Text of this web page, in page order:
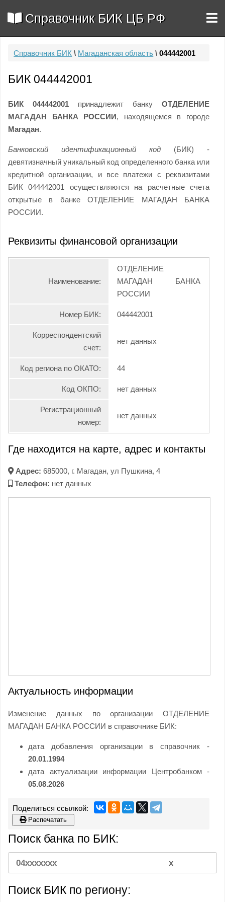
Справочник БИК ЦБ РФ
Справочник БИК \ Магаданская область \ 044442001
БИК 044442001
БИК 044442001 принадлежит банку ОТДЕЛЕНИЕ
МАГАДАН БАНКА РОССИИ, находящемся в городе
Магадан.
Банковский идентификационный код (БИК) -
девятизначный уникальный код определенного банка или
кредитной организации, и все платежи с реквизитами
БИК 044442001 осуществляются на расчетные счета
открытые в банке ОТДЕЛЕНИЕ МАГАДАН БАНКА
РОССИИ.
Реквизиты финансовой организации
Наименование:
ОТДЕЛЕНИЕ
МАГАДАН БАНКА
РОССИИ
Номер БИК: 044442001
Корреспондентский
счет:
нет данных
Код региона по ОКАТО: 44
Код ОКПО: нет данных
Регистрационный
номер:
нет данных
Где находится на карте, адрес и контакты
Адрес: 685000, г. Магадан, ул Пушкина, 4
Телефон: нет данных
Актуальность информации
Изменение данных по организации ОТДЕЛЕНИЕ
МАГАДАН БАНКА РОССИИ в справочнике БИК:
дата добавления организации в справочник -
20.01.1994
дата актуализации информации Центробанком -
05.08.2026
Распечатать
Поиск банка по БИК:
Поиск БИК по региону: